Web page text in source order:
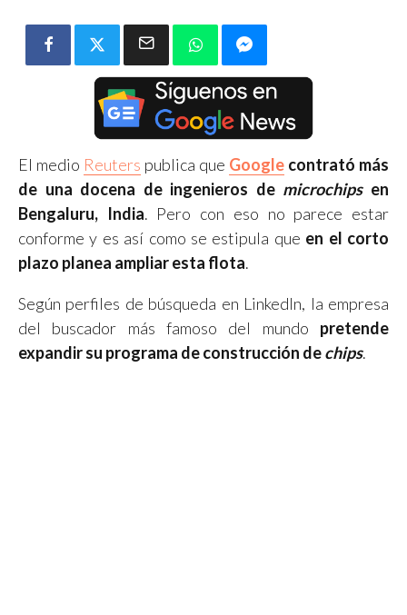
El medio Reuters publica que Google contrató más
de una docena de ingenieros de microchipsen
Bengaluru, India. Pero con eso no parece estar
conforme y es así como se estipula que en el corto
plazo planea ampliar esta flota.
Según perfiles de búsqueda en LinkedIn, la empresa
del buscador más famoso del mundo pretende
expandir su programa de construcción dechips.